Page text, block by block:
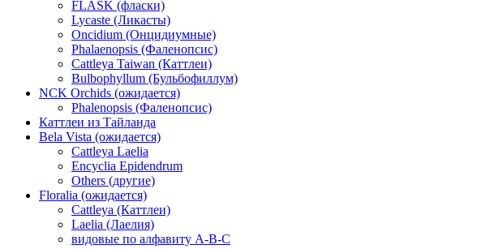
FLASK (фласки)
Lycaste (Ликасты)
Oncidium (Онцидиумные)
Phalaenopsis (Фаленопсис)
Cattleya Taiwan (Каттлеи)
Bulbophyllum (Бульбофиллум)
NCK Orchids (ожидается)
Phalenopsis (Фаленопсис)
Каттлеи из Тайланда
Bela Vista (ожидается)
Cattleya Laelia
Encyclia Epidendrum
Others (другие)
Floralia (ожидается)
Cattleya (Каттлеи)
Laelia (Лаелия)
видовые по алфавиту A-B-C